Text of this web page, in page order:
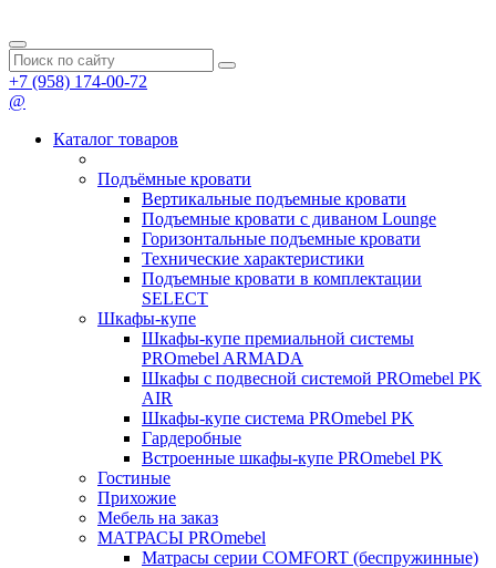
+7 (958) 174-00-72
@
Каталог товаров
Подъёмные кровати
Вертикальные подъемные кровати
Подъемные кровати с диваном Lounge
Горизонтальные подъемные кровати
Технические характеристики
Подъемные кровати в комплектации
SELECT
Шкафы-купе
Шкафы-купе премиальной системы
PROmebel ARMADA
Шкафы с подвесной системой PROmebel PK
AIR
Шкафы-купе система PROmebel PK
Гардеробные
Встроенные шкафы-купе PROmebel PK
Гостиные
Прихожие
Мебель на заказ
МАТРАСЫ PROmebel
Матрасы серии COMFORT (беспружинные)